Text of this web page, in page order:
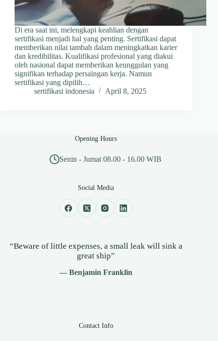
Di era saat ini, melengkapi keahlian dengan
sertifikasi menjadi hal yang penting. Sertifikasi dapat
memberikan nilai tambah dalam meningkatkan karier
dan kredibilitas. Kualifikasi profesional yang diakui
oleh nasional dapat memberikan keunggulan yang
signifikan terhadap persaingan kerja. Namun
sertifikasi yang dipilih…
sertifikasi indonesia
April 8, 2025
Opening Hours
Senin - Jumat 08.00 - 16.00 WIB
Social Media
“Beware of little expenses, a small leak will sink a
great ship”
— Benjamin Franklin
Contact Info